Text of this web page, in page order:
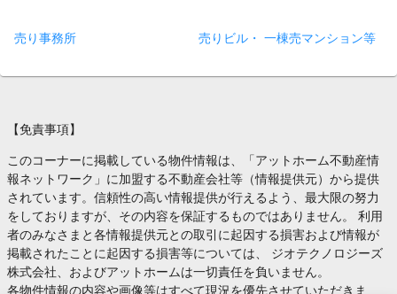
売り事務所 売りビル・ 一棟売マンション等
【免責事項】
このコーナーに掲載している物件情報は、「アットホーム不動産情
報ネットワーク」に加盟する不動産会社等（情報提供元）から提供
されています。信頼性の高い情報提供が行えるよう、最大限の努力
をしておりますが、その内容を保証するものではありません。 利用
者のみなさまと各情報提供元との取引に起因する損害および情報が
掲載されたことに起因する損害等については、 ジオテクノロジーズ
株式会社、およびアットホームは一切責任を負いません。
各物件情報の内容や画像等はすべて現況を優先させていただきま